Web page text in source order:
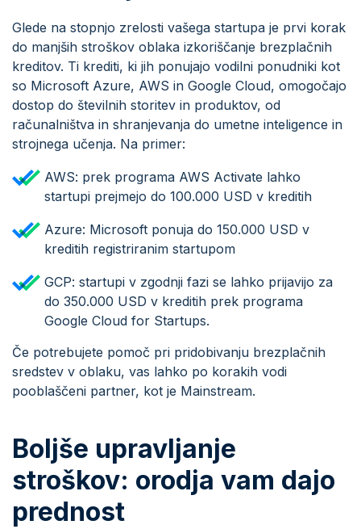
Glede na stopnjo zrelosti vašega startupa je prvi korak
do manjših stroškov oblaka izkoriščanje brezplačnih
kreditov. Ti krediti, ki jih ponujajo vodilni ponudniki kot
so Microsoft Azure, AWS in Google Cloud, omogočajo
dostop do številnih storitev in produktov, od
računalništva in shranjevanja do umetne inteligence in
strojnega učenja. Na primer:
AWS: prek programa AWS Activate lahko
startupi prejmejo do 100.000 USD v kreditih
Azure: Microsoft ponuja do 150.000 USD v
kreditih registriranim startupom
GCP: startupi v zgodnji fazi se lahko prijavijo za
do 350.000 USD v kreditih prek programa
Google Cloud for Startups.
Če potrebujete pomoč pri pridobivanju brezplačnih
sredstev v oblaku, vas lahko po korakih vodi
pooblaščeni partner, kot je Mainstream.
Boljše upravljanje
stroškov: orodja vam dajo
prednost